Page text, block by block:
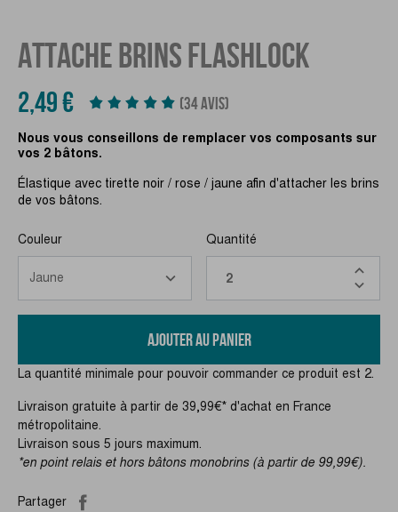
ATTACHE BRINS FLASHLOCK
2,49 € (34 AVIS)
Nous vous conseillons de remplacer vos composants sur
vos 2 bâtons.
Élastique avec tirette noir / rose / jaune afin d'attacher les brins
de vos bâtons.
Couleur Quantité
AJOUTER AU PANIER
La quantité minimale pour pouvoir commander ce produit est 2.
Livraison gratuite à partir de 39,99€* d'achat en France
métropolitaine.
Livraison sous 5 jours maximum.
*en point relais et hors bâtons monobrins (à partir de 99,99€).
Partager